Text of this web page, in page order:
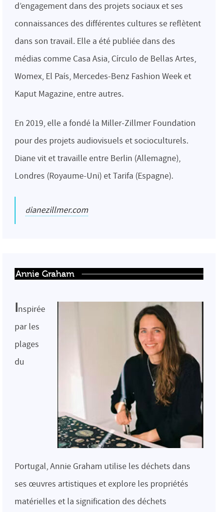
d’engagement dans des projets sociaux et ses
connaissances des différentes cultures se reflètent
dans son travail. Elle a été publiée dans des
médias comme Casa Asia, Círculo de Bellas Artes,
Womex, El País, Mercedes-Benz Fashion Week et
Kaput Magazine, entre autres.
En 2019, elle a fondé la Miller-Zillmer Foundation
pour des projets audiovisuels et socioculturels.
Diane vit et travaille entre Berlin (Allemagne),
Londres (Royaume-Uni) et Tarifa (Espagne).
dianezillmer.com
Annie Graham
Inspirée
par les
plages
du
Portugal, Annie Graham utilise les déchets dans
ses œuvres artistiques et explore les propriétés
matérielles et la signification des déchets